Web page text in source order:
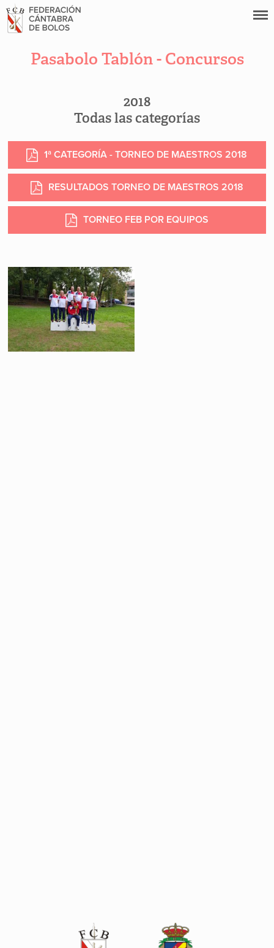
Pasabolo Tablón - Concursos
2018
Todas las categorías
1ª CATEGORÍA - TORNEO DE MAESTROS 2018
RESULTADOS TORNEO DE MAESTROS 2018
TORNEO FEB POR EQUIPOS